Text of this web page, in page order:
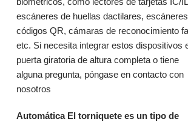
escáneres de huellas dactilares,
códigos QR, cámaras de reconocimiento
etc. Si necesita integrar estos dispositivos
puerta giratoria de altura completa o tiene
alguna pregunta, póngase en contacto con
nosotros
Automática El torniquete es un tipo de